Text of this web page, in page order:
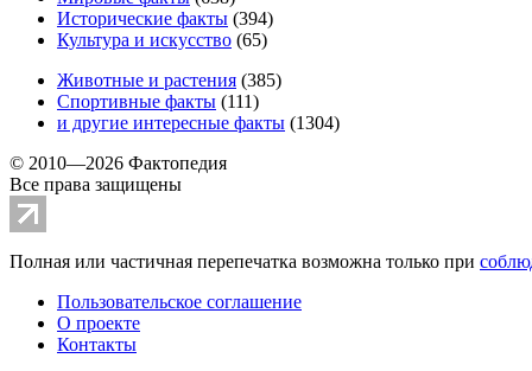
Исторические факты (394)
Культура и искусство (65)
Животные и растения (385)
Спортивные факты (111)
и другие интересные факты (1304)
© 2010—2026 Фактопедия
Все права защищены
Полная или частичная перепечатка возможна только при
Пользовательское соглашение
О проекте
Контакты